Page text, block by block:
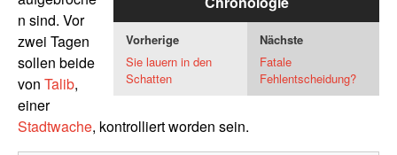
Vorherige
Nächste
Sie lauern in den
Schatten
Fatale
Fehlentscheidung?
n sind. Vor
zwei Tagen
sollen beide
von Talib,
einer
Stadtwache, kontrolliert worden sein.